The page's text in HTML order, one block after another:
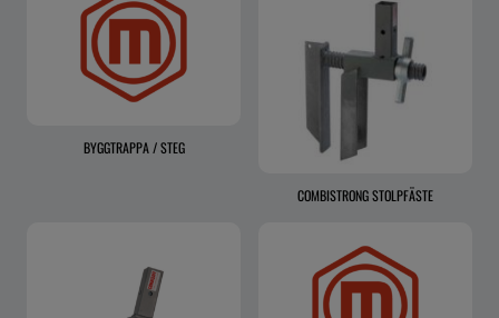
BYGGTRAPPA / STEG
COMBISTRONG STOLPFÄSTE